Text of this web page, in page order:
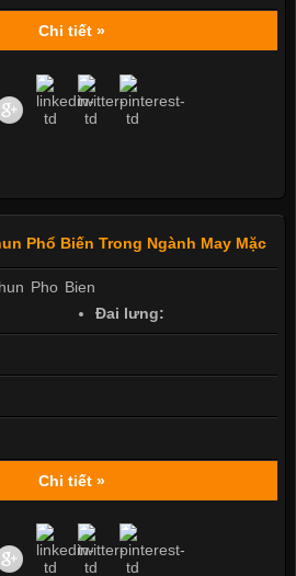
Chi tiết »
Phổ Biến Trong Ngành May Mặc
Đai lưng:
Chi tiết »